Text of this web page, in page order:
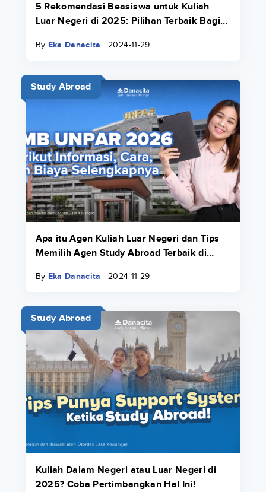
5 Rekomendasi Beasiswa untuk Kuliah
Luar Negeri di 2025: Pilihan Terbaik Bagi
By Eka Danacita 2024-11-29
Study Abroad
Apa itu Agen Kuliah Luar Negeri dan Tips
Memilih Agen Study Abroad Terbaik di
By Eka Danacita 2024-11-29
Study Abroad
Kuliah Dalam Negeri atau Luar Negeri di
2025? Coba Pertimbangkan Hal Ini!